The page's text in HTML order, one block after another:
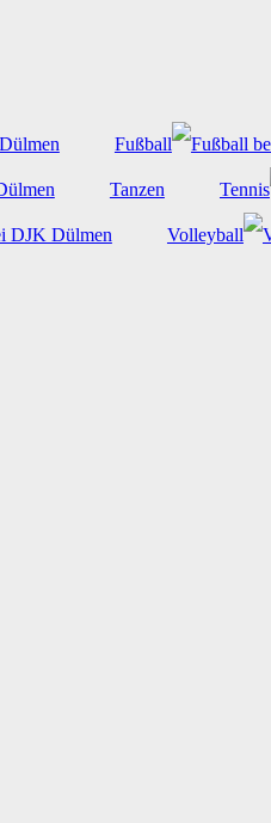
Fußball
Tanzen Tennis
Volleyball